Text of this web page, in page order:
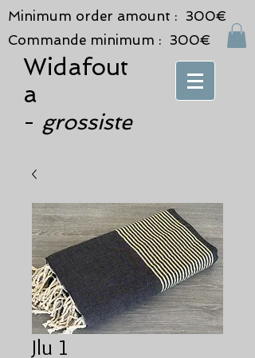
Minimum order amount : 300€
Commande minimum : 300€
Widafout
a
- grossiste
Jlu 1